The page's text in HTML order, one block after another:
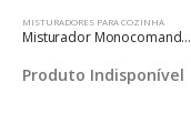
MISTURADORES PARA COZINHA
Misturador Monocomando De Mesa Para Cozinha Flex Plus Cromado
Produto Indisponível